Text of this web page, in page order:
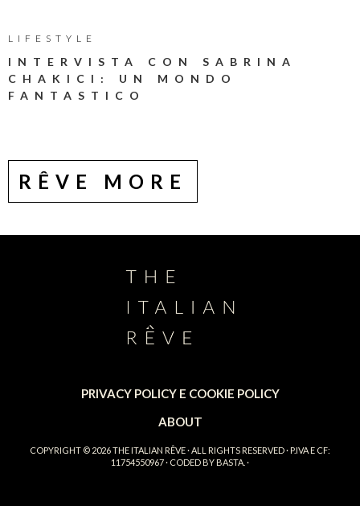
LIFESTYLE
INTERVISTA CON SABRINA
CHAKICI: UN MONDO
FANTASTICO
RÊVE MORE
PRIVACY POLICY E COOKIE POLICY
ABOUT
COPYRIGHT © 2026THE ITALIAN RÊVE· ALL RIGHTS RESERVED · P.IVA E CF:
11754550967 · CODED BY BASTA. ·